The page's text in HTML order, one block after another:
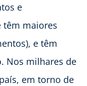
e
têm maiores
e têm
Nos milhares de
em torno de